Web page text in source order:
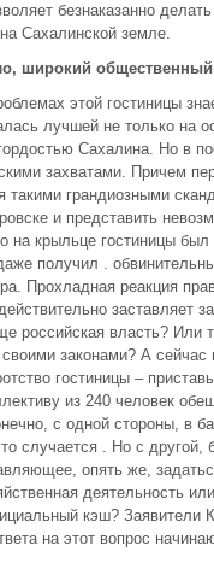
безнаказанно
Сахалинской земле.
широкий общественный
этой гостиницы
лучшей не только на
Сахалина. Но в
захватами. Причем
такими грандиозными
и представить
на крыльце гостиницы
получил .
Прохладная реакция
заставляет
российская власть? Или
своими законами? А
гостиницы –
из 240 человек
с одной стороны, в
случается . Но с другой,
опять же,
деятельность
кэш? Заявители
на этот вопрос